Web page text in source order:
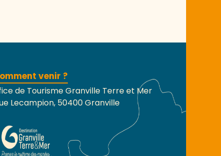
venir ?
de Tourisme Granville Terre et Mer
Lecampion, 50400 Granville